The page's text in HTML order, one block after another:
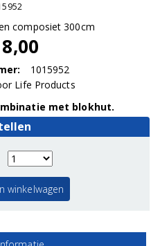
composiet 300cm
1015952
Life Products
met blokhut.
winkelwagen